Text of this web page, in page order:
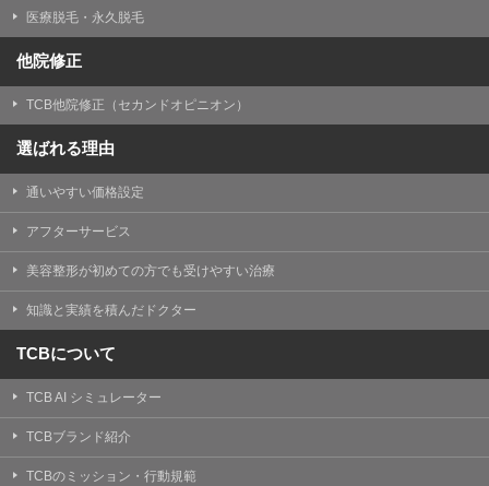
医療脱毛・永久脱毛
他院修正
TCB他院修正（セカンドオピニオン）
選ばれる理由
通いやすい価格設定
アフターサービス
美容整形が初めての方でも受けやすい治療
知識と実績を積んだドクター
TCBについて
TCB AI シミュレーター
TCBブランド紹介
TCBのミッション・行動規範